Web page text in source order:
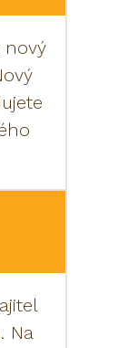
nový
Na